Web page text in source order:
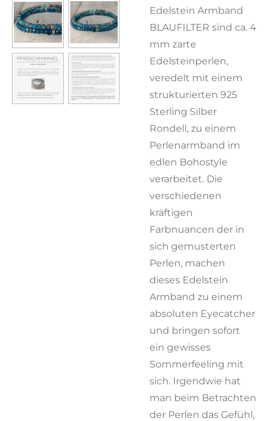
Edelstein Armband
BLAUFILTER sind ca. 4
mm zarte
Edelsteinperlen,
veredelt mit einem
strukturierten 925
Sterling Silber
Rondell, zu einem
Perlenarmband im
edlen Bohostyle
verarbeitet. Die
verschiedenen
kräftigen
Farbnuancen der in
sich gemusterten
Perlen, machen
dieses Edelstein
Armband zu einem
absoluten Eyecatcher
und bringen sofort
ein gewisses
Sommerfeeling mit
sich. Irgendwie hat
man beim Betrachten
der Perlen das Gefühl,